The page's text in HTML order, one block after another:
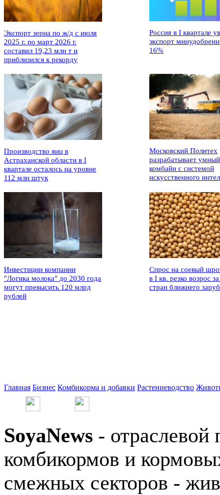
Экспорт зерна по ж/д с июля
2025 г. по март 2026 г.
составил 19,23 млн т и
приблизился к рекорду
Россия в I квартале
экспорт
16%
Производство яиц в
Астраханской области в I
квартале осталось на уровне
112 млн штук
Московский Политех
разрабатывает умный
комбайн с системой
искусственного
Инвестиции компании
"Логика молока" до 2030 года
могут превысить 120 млрд
рублей
Спрос на соевый
в I кв. резко возрос
стран ближнего
Главная Бизнес Комбикорма и добавки Растениеводство
SoyaNews - отраслевой
комбикормов и
смежных секторов -